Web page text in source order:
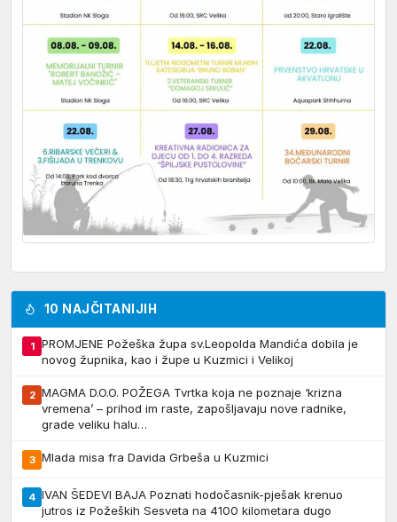
10 NAJČITANIJIH
1
PROMJENE Požeška župa sv.Leopolda Mandića dobila je
novog župnika, kao i župe u Kuzmici i Velikoj
2 MAGMA D.O.O. POŽEGA Tvrtka koja ne poznaje ‘krizna
vremena’ – prihod im raste, zapošljavaju nove radnike,
grade veliku halu…
3 Mlada misa fra Davida Grbeša u Kuzmici
4 IVAN ŠEDEVI BAJA Poznati hodočasnik-pješak krenuo
jutros iz Požeških Sesveta na 4100 kilometara dugo